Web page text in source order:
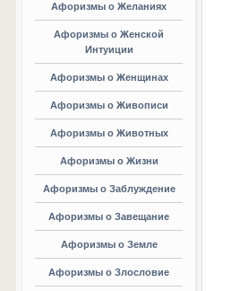
Афоризмы о Желаниях
Афоризмы о Женской
Интуиции
Афоризмы о Женщинах
Афоризмы о Живописи
Афоризмы о Животных
Афоризмы о Жизни
Афоризмы о Заблуждение
Афоризмы о Завещание
Афоризмы о Земле
Афоризмы о Злословие